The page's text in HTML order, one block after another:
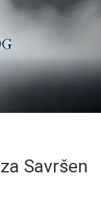
Savršen